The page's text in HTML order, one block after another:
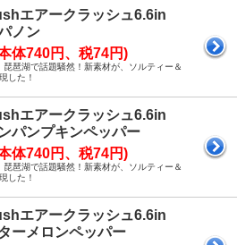
エアークラッシュ6.6in
ノン
体740円、税74円)
琶湖で話題騒然！新素材が、ソルティー＆
した！
エアークラッシュ6.6in
パンプキンペッパー
体740円、税74円)
琶湖で話題騒然！新素材が、ソルティー＆
した！
エアークラッシュ6.6in
ーメロンペッパー